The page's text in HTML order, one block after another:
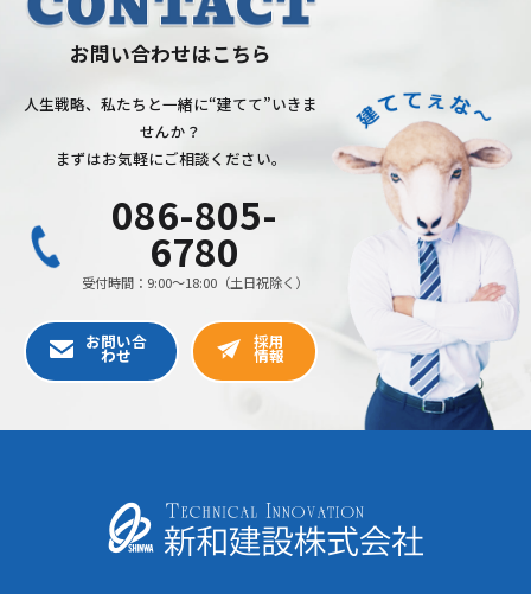
お問い合わせはこちら
人生戦略、私たちと一緒に“建てて”いきま
せんか？
まずはお気軽にご相談ください。
086-805-
6780
受付時間：9:00〜18:00（土日祝除く）
お問い合
わせ
採用
情報